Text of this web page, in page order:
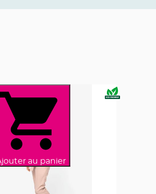
au panier